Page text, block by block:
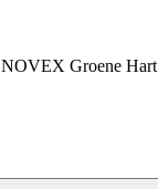
NOVEX Groene Hart